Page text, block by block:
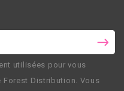
utilisées pour vous
Forest Distribution. Vous